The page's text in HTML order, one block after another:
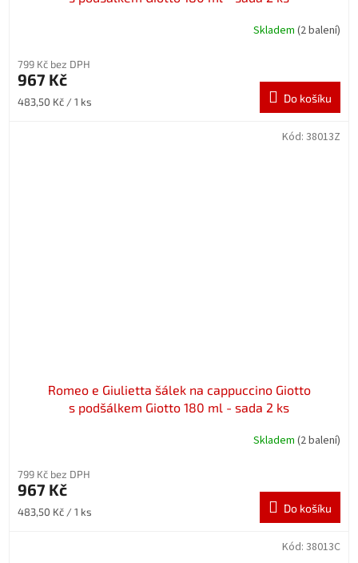
Skladem (2 balení)
799 Kč bez DPH
967 Kč
Měrná
483,50 Kč / 1 ks Do košíku
Romeo e Giulietta šálek na cappuccino Giotto
s podšálkem Giotto 180 ml - sada 2 ks
Skladem (2 balení)
799 Kč bez DPH
967 Kč
Měrná
483,50 Kč / 1 ks Do košíku
Kód: 38013Z
Kód: 38013C